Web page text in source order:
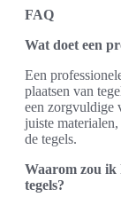
FAQ
Wat doet een
Een
plaatsen van
een zorgvuldige
juiste
de tegels.
Waarom zou ik
tegels?